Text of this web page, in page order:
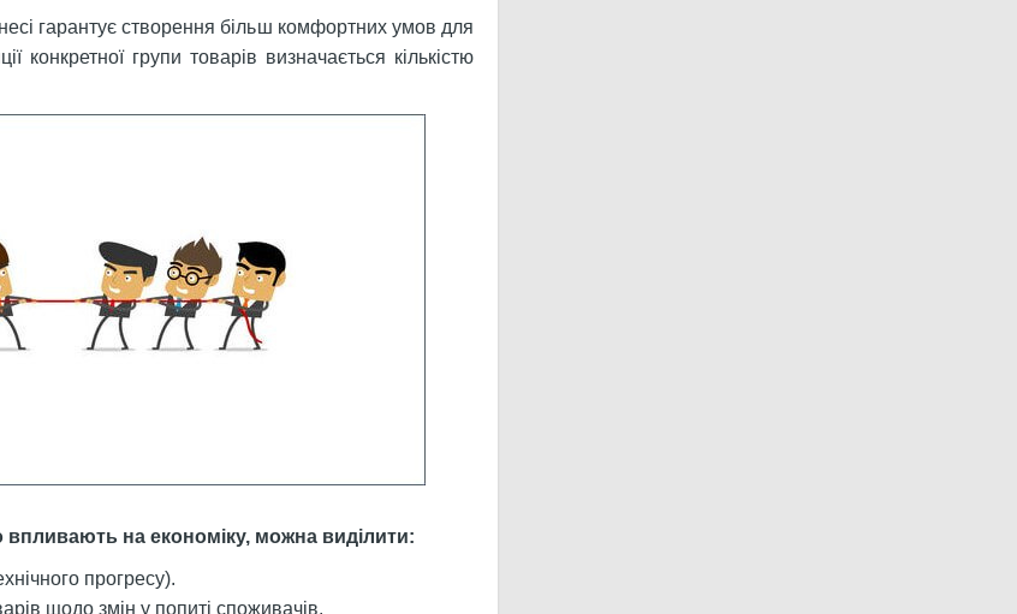
гарантує створення більш комфортних умов для
конкретної групи товарів визначається кількістю
впливають на економіку, можна виділити:
прогресу).
щодо змін у попиті споживачів.